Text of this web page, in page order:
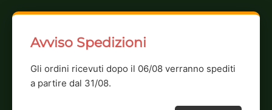
Avviso Spedizioni
Gli ordini ricevuti dopo il 06/08 verranno spediti
a partire dal 31/08.